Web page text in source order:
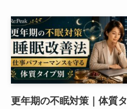
更年期の不眠対策｜体質タ